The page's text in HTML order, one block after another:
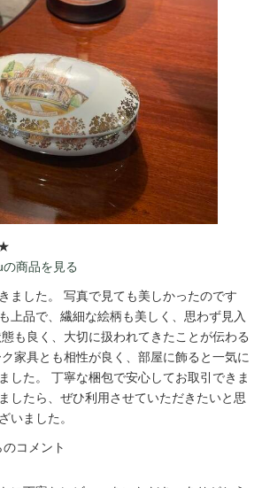
商品を見る
ました。 写真で見ても美しかったのです
上品で、繊細な絵柄も美しく、思わず見入
も良く、大切に扱われてきたことが伝わる
家具とも相性が良く、部屋に飾ると一気に
した。 丁寧な梱包で安心してお取引できま
したら、ぜひ利用させていただきたいと思
いました。
コメント